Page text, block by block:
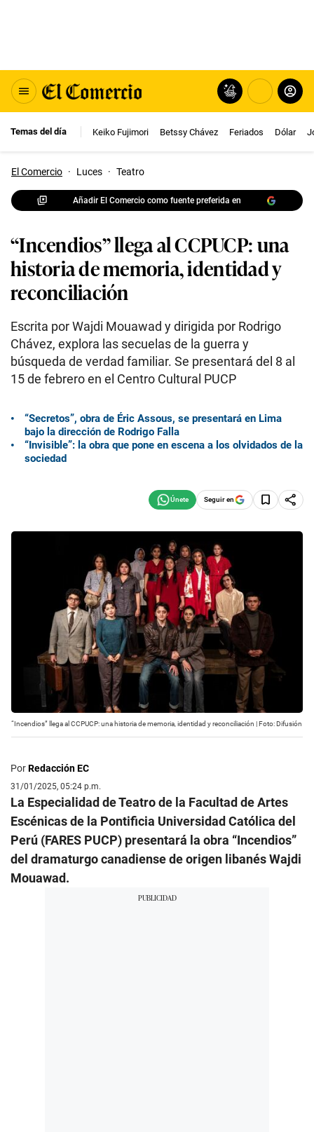
Temas del día Keiko Fujimori Betssy Chávez Feriados Dólar
El Comercio · Luces · Teatro
Añadir El Comercio como fuente preferida en
“Incendios” llega al CCPUCP: una
historia de memoria, identidad y
reconciliación
Escrita por Wajdi Mouawad y dirigida por Rodrigo
Chávez, explora las secuelas de la guerra y
búsqueda de verdad familiar. Se presentará del 8 al
15 de febrero en el Centro Cultural PUCP
“Secretos”, obra de Éric Assous, se presentará en Lima
bajo la dirección de Rodrigo Falla
“Invisible”: la obra que pone en escena a los olvidados de la
sociedad
Seguir en
“Incendios” llega al CCPUCP: una historia de memoria, identidad y reconciliación | Foto: Difusión
PorRedacción EC
31/01/2025, 05:24 p.m.
La Especialidad de Teatro de la Facultad de Artes
Escénicas de la Pontificia Universidad Católica del
Perú (FARES PUCP) presentará la obra “Incendios”
del dramaturgo canadiense de origen libanés Wajdi
Mouawad.